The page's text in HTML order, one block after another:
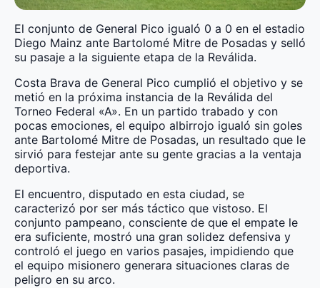
El conjunto de General Pico igualó 0 a 0 en el estadio
Diego Mainz ante Bartolomé Mitre de Posadas y selló
su pasaje a la siguiente etapa de la Reválida.
Costa Brava de General Pico cumplió el objetivo y se
metió en la próxima instancia de la Reválida del
Torneo Federal «A». En un partido trabado y con
pocas emociones, el equipo albirrojo igualó sin goles
ante Bartolomé Mitre de Posadas, un resultado que le
sirvió para festejar ante su gente gracias a la ventaja
deportiva.
El encuentro, disputado en esta ciudad, se
caracterizó por ser más táctico que vistoso. El
conjunto pampeano, consciente de que el empate le
era suficiente, mostró una gran solidez defensiva y
controló el juego en varios pasajes, impidiendo que
el equipo misionero generara situaciones claras de
peligro en su arco.